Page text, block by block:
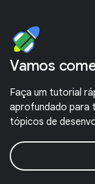
Vamos
Faça um tutorial
aprofundado para
tópicos de